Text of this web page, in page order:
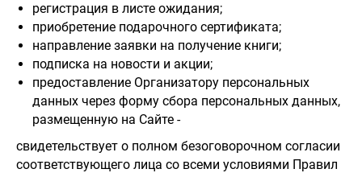
регистрация в листе ожидания;
приобретение подарочного сертификата;
направление заявки на получение книги;
подписка на новости и акции;
предоставление Организатору персональных
данных через форму сбора персональных данных,
размещенную на Сайте -
свидетельствует о полном безоговорочном согласии
соответствующего лица со всеми условиями Правил